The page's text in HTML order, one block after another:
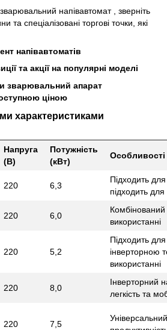
напівавтомат , зверніть
та спеціалізовані торгові точки, які
напівавтоматів
та акції на популярні моделі
зварювальний апарат
ціною
характеристиками
Напруга
(В)
Потужність
(кВт)
Особливості
220 6,3
Підходить
підходить
220 6,0
використанні
220 5,2
Підходить
інверторною
використанні
220 8,0
Інверторний
легкість та
220 7,5